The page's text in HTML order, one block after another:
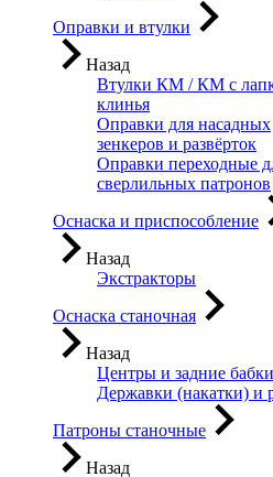
Оправки и втулки
Назад
Втулки КМ / КМ с
клинья
Оправки для насадных
зенкеров и развёрток
Оправки переходные
сверлильных патронов
Оснаска и приспособление
Назад
Экстракторы
Оснаска станочная
Назад
Центры и задние бабки
Державки (накатки) и
Патроны станочные
Назад